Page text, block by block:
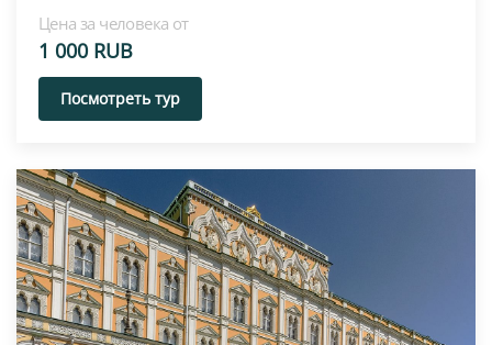
Цена за человека от
1 000 RUB
Посмотреть тур